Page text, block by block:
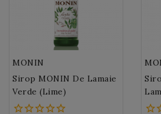
MONIN
Sirop MONIN De Lamaie
Verde (Lime)